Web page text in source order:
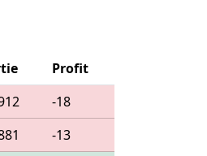
Profit
-18
-13